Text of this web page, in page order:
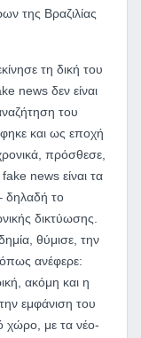
της Βραζιλίας
τη δική του
news δεν είναι
του
και ως εποχή
πρόσθεσε,
fake news είναι τα
δηλαδή το
δικτύωσης.
θύμισε, την
ανέφερε:
ακόμη και η
εμφάνιση του
χώρο, με τα νέο-